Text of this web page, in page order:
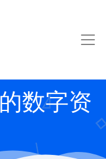
数字资